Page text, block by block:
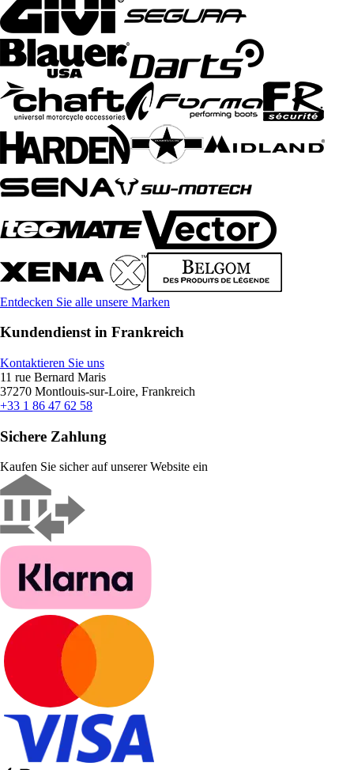
Entdecken Sie alle unsere Marken
Kundendienst in Frankreich
Kontaktieren Sie uns
11 rue Bernard Maris
37270 Montlouis-sur-Loire, Frankreich
+33 1 86 47 62 58
Sichere Zahlung
Kaufen Sie sicher auf unserer Website ein